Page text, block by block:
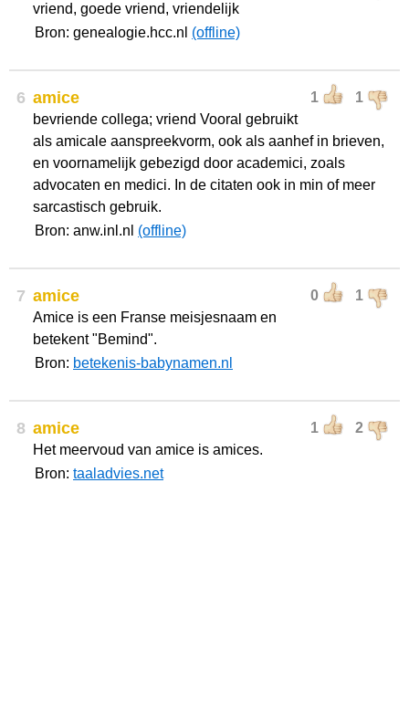
vriend, goede vriend, vriendelijk
Bron: genealogie.hcc.nl (offline)
6 1 1
amice
bevriende collega; vriend Vooral gebruikt
als amicale aanspreekvorm, ook als aanhef in brieven,
en voornamelijk gebezigd door academici, zoals
advocaten en medici. In de citaten ook in min of meer
sarcastisch gebruik.
Bron: anw.inl.nl (offline)
7 0 1
amice
Amice is een Franse meisjesnaam en
betekent "Bemind".
Bron: betekenis-babynamen.nl
8 1 2
amice
Het meervoud van amice is amices.
Bron: taaladvies.net